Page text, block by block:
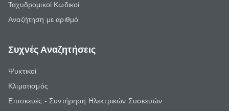
Ταχυδρομικοί Κωδικοί
Αναζήτηση με αριθμό
Συχνές Αναζητήσεις
Ψυκτικοί
Κλιματισμός
Επισκευές - Συντήρηση Ηλεκτρικών Συσκευών